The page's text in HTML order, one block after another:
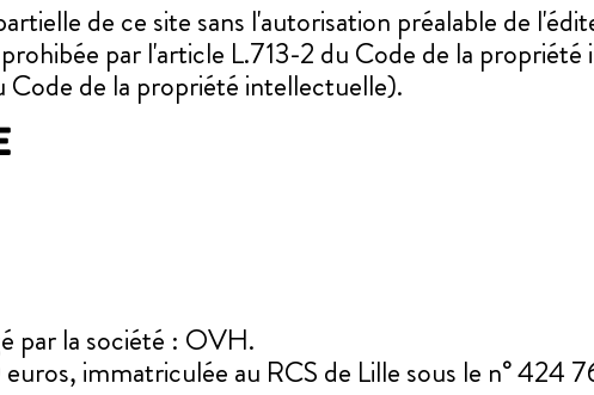
de ce site sans l'autorisation préalable de
par l'article L.713-2 du Code de la
de la propriété intellectuelle).
par la société : OVH.
immatriculée au RCS de Lille sous le n° 424